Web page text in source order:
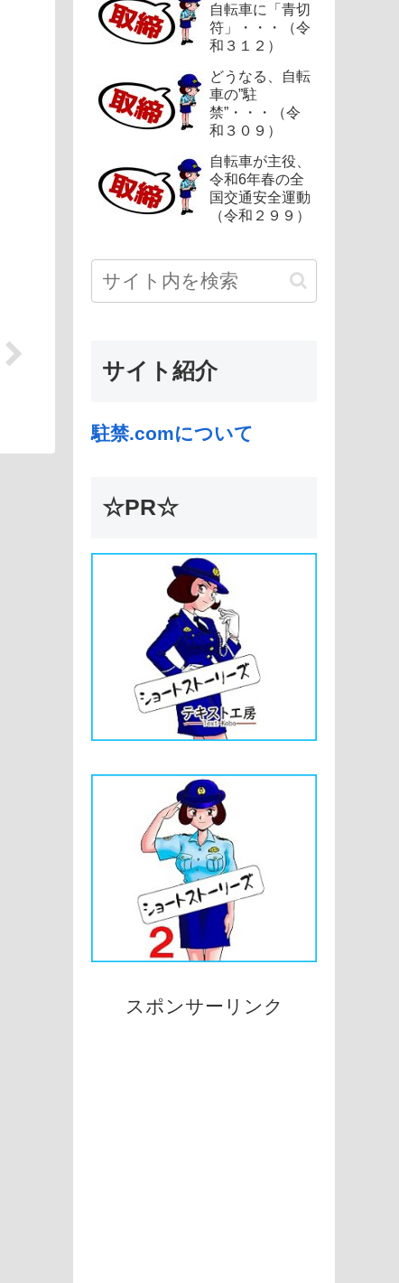
自転車に「青切
符」・・・（令
和３１２）
どうなる、自転
車の”駐
禁”・・・（令
和３０９）
自転車が主役、
令和6年春の全
国交通安全運動
（令和２９９）
サイト紹介
駐禁.comについて
☆PR☆
スポンサーリンク